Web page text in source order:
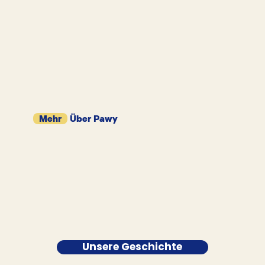
Mehr Über Pawy
Unsere Geschichte